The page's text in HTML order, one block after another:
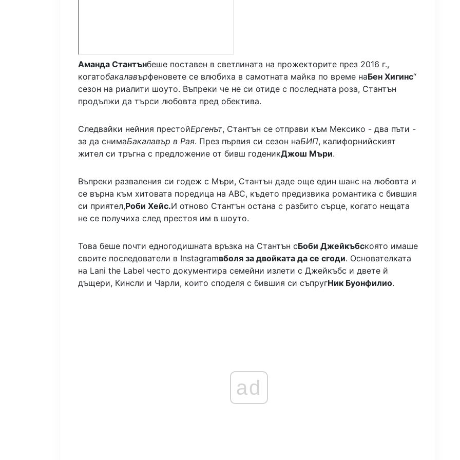
Аманда Стантънбеше поставен в светлината на прожекторите през 2016 г.,
когатобакалавърфеновете се влюбиха в самотната майка по време наБен Хигинс“
сезон на риалити шоуто. Въпреки че не си отиде с последната роза, Стантън
продължи да търси любовта пред обектива.
Следвайки нейния престойЕргенът, Стантън се отправи към Мексико - два пъти -
за да снимаБакалавър в Рая. През първия си сезон наБИП, калифорнийският
жител си тръгна с предложение от бивш годеникДжош Мъри.
Въпреки разваления си годеж с Мъри, Стантън даде още един шанс на любовта и
се върна към хитовата поредица на ABC, където предизвика романтика с бившия
си приятел,Роби Хейс.И отново Стантън остана с разбито сърце, когато нещата
не се получиха след престоя им в шоуто.
Това беше почти едногодишната връзка на Стантън сБоби Джейкъбскоято имаше
своите последователи в Instagramвболя за двойката да се сгоди. Основателката
на Lani the Label често документира семейни излети с Джейкъбс и двете й
дъщери, Кинсли и Чарли, които споделя с бившия си съпругНик Буонфилио.
ad